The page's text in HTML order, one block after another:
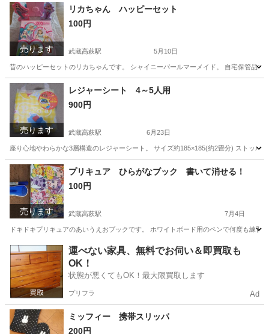
埼玉 日高市 武蔵高萩駅 キッズ用品 新品
売ります
リカちゃん ハッピーセット
100円
武蔵高萩駅 5月10日
昔のハッピーセットのリカちゃんです。 シャイニーパールマーメイド。 自宅保管品
埼玉 日高市 武蔵高萩駅 リカちゃん
売ります
レジャーシート 4～5人用
900円
武蔵高萩駅 6月23日
座り心地やわらかな3層構造のレジャーシート。 サイズ約185×185(約2畳分) ストッ
埼玉 日高市 武蔵高萩駅 その他 レジャーシート
売ります
プリキュア ひらがなブック 書いて消せる！
100円
武蔵高萩駅 7月4日
ドキドキプリキュアのあいうえおブックです。 ホワイトボード用のペンで何度も練
埼玉 日高市 武蔵高萩駅 キッズ用品 ひらがな
運べない家具、無料でお伺い＆即買取も
OK！
状態が悪くてもOK！最大限買取します
プリフラ Ad
ミッフィー 携帯スリッパ
200円